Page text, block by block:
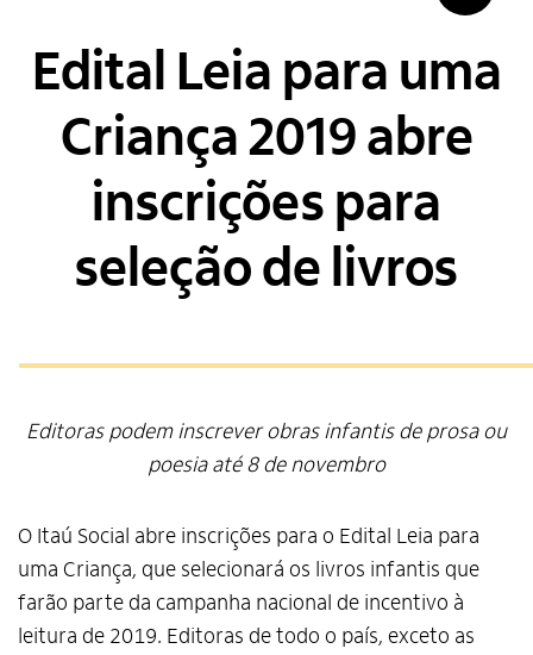
Edital Leia para uma
Criança 2019 abre
inscrições para
seleção de livros
Editoras podem inscrever obras infantis de prosa ou
poesia até 8 de novembro
O Itaú Social abre inscrições para o Edital Leia para
uma Criança, que selecionará os livros infantis que
farão parte da campanha nacional de incentivo à
leitura de 2019. Editoras de todo o país, exceto as